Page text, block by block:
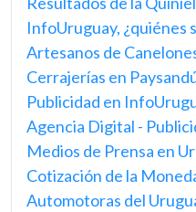
InfoUruguay, ¿quiénes
Artesanos de
Cerrajerías en
Publicidad en
Agencia Digital -
Medios de Prensa en
Cotización de la
Automotoras del